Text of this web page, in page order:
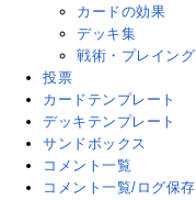
カードの効果
デッキ集
戦術・プレイング
投票
カードテンプレート
デッキテンプレート
サンドボックス
コメント一覧
コメント一覧/ログ保存